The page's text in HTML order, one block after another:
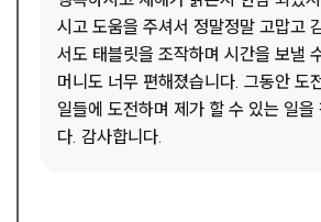
시고 도움을 주셔서 정말정말 고맙고
서도 태블릿을 조작하며 시간을 보낼
머니도 너무 편해졌습니다. 그동안 도
일들에 도전하며 제가 할 수 있는 일을
다. 감사합니다.